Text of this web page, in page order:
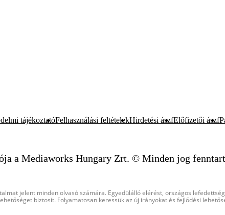
tájékoztatóFelhasználási feltételekHirdetési ászfElőfizetői ászf
a Mediaworks Hungary Zrt. © Minden jog
jelent minden olvasó számára. Egyedülálló elérést, országos
biztosít. Folyamatosan keressük az új irányokat és fejlődési